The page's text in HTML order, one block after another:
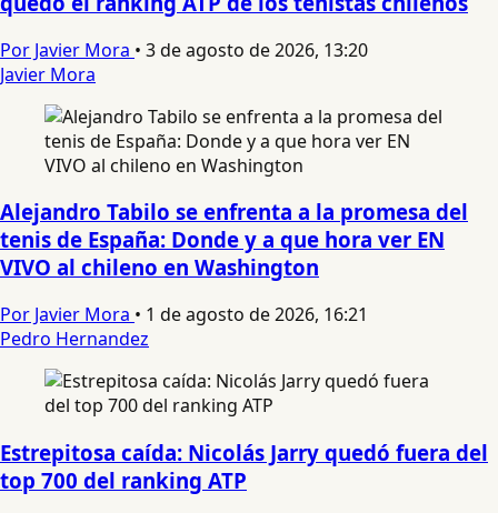
Por Javier Mora • 3 de agosto de 2026, 13:20
Javier Mora
Alejandro Tabilo se enfrenta a la promesa del
tenis de España: Donde y a que hora ver EN
VIVO al chileno en Washington
Por Javier Mora • 1 de agosto de 2026, 16:21
Pedro Hernandez
Estrepitosa caída: Nicolás Jarry quedó fuera del
top 700 del ranking ATP